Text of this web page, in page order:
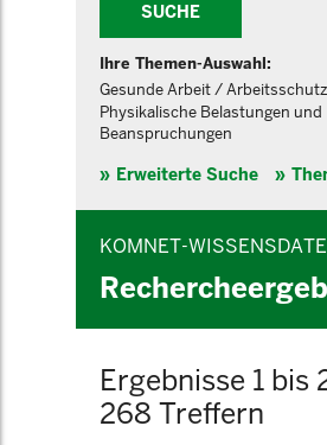
SUCHE
Ihre Themen-Auswahl:
Gesunde Arbeit / Arbeitsschutz
Physikalische Belastungen und
Beanspruchungen
Erweiterte Suche
KOMNET-
Ergebnisse 1 bis
268 Treffern